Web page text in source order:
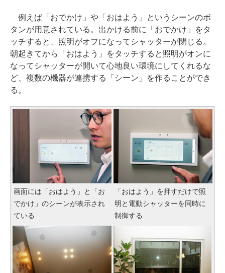
例えば「おでかけ」や「おはよう」というシーンのボ
タンが用意されている。出かける前に「おでかけ」をタ
ッチすると、照明がオフになってシャッターが閉じる。
朝起きてから「おはよう」をタッチすると照明がオンに
なってシャッターが開いて心地良い環境にしてくれるな
ど、複数の機器が連携する「シーン」を作ることができ
る。
画面には「おはよう」と「お
でかけ」のシーンが表示され
ている
「おはよう」を押すだけで照
明と電動シャッターを同時に
制御する